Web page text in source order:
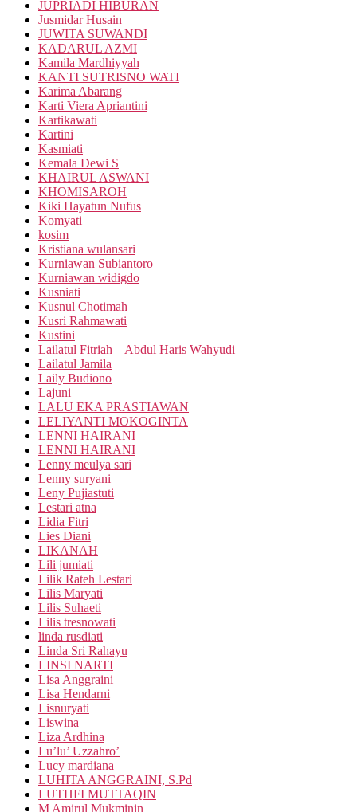
JUPRIADI HIBURAN
Jusmidar Husain
JUWITA SUWANDI
KADARUL AZMI
Kamila Mardhiyyah
KANTI SUTRISNO WATI
Karima Abarang
Karti Viera Apriantini
Kartikawati
Kartini
Kasmiati
Kemala Dewi S
KHAIRUL ASWANI
KHOMISAROH
Kiki Hayatun Nufus
Komyati
kosim
Kristiana wulansari
Kurniawan Subiantoro
Kurniawan widigdo
Kusniati
Kusnul Chotimah
Kusri Rahmawati
Kustini
Lailatul Fitriah – Abdul Haris Wahyudi
Lailatul Jamila
Laily Budiono
Lajuni
LALU EKA PRASTIAWAN
LELIYANTI MOKOGINTA
LENNI HAIRANI
LENNI HAIRANI
Lenny meulya sari
Lenny suryani
Leny Pujiastuti
Lestari atna
Lidia Fitri
Lies Diani
LIKANAH
Lili jumiati
Lilik Rateh Lestari
Lilis Maryati
Lilis Suhaeti
Lilis tresnowati
linda rusdiati
Linda Sri Rahayu
LINSI NARTI
Lisa Anggraini
Lisa Hendarni
Lisnuryati
Liswina
Liza Ardhina
Lu’lu’ Uzzahro’
Lucy mardiana
LUHITA ANGGRAINI, S.Pd
LUTHFI MUTTAQIN
M Amirul Mukminin